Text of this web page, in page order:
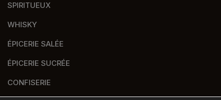
SPIRITUEUX
WHISKY
ÉPICERIE SALÉE
ÉPICERIE SUCRÉE
CONFISERIE